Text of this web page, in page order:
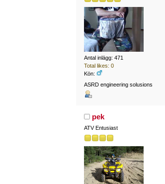
Antal inlägg: 471
Total likes: 0
Kön:
ASRD engineering solusions
pek
ATV Entusiast